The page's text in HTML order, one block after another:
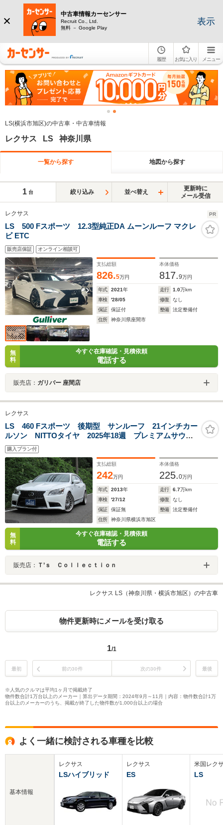
中古車情報カーセンサー
Recruit Co., Ltd.
無料 － Google Play
表示
履歴 お気に入り メニュー
LS(横浜市旭区)の中古車・中古車情報
レクサス LS 神奈川県
一覧から探す 地図から探す
1 台 絞り込み 並べ替え
更新時に
メール受信
レクサス PR
LS 500 Fスポーツ 12.3型純正DA ムーンルーフ マクレ
ビ ETC
販売店保証 オンライン相談可
支払総額
826.5万円
本体価格
817.9万円
年式 2021年 走行 1.0万km
車検
'28/05 修復
なし
保証
保証付 整備
法定整備付
住所
神奈川県座間市
無
料
今すぐ在庫確認・見積依頼
電話する
販売店： ガリバー 座間店
レクサス
LS 460 Fスポーツ 後期型 サンルーフ 21インチカー
ルソン NITTOタイヤ 2025年18週 プレミアムサウン
ド 純正ナビ(フルセグ/CD/DVD/BT/USB) バックカメ
ラ シートヒーター 電動リアシェード
購入プラン付
支払総額
242万円
本体価格
225.0万円
年式 2013年 走行 6.7万km
車検
'27/12 修復
なし
保証
保証無 整備
法定整備付
住所
神奈川県横浜市旭区
無
料
今すぐ在庫確認・見積依頼
電話する
販売店： Ｔ’ｓ Ｃｏｌｌｅｃｔｉｏｎ
レクサス LS（神奈川県・横浜市旭区）の中古車
物件更新時にメールを受け取る
1/1
最初 前の30件 次の30件 最後
※人気のクルマは平均1ヶ月で掲載終了
物件数合計1万台以上のメーカー｜算出データ期間：2024年9月～11月｜内容：物件数合計1万
台以上のメーカーのうち、掲載が終了した物件数が1,000台以上の場合
よく一緒に検討される車種を比較
基本情報
レクサス
LSハイブリッド
レクサス
ES
米国レク
LS